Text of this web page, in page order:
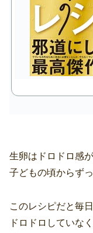
生卵はドロドロ感
子どもの頃からず
このレシピだと毎
ドロドロしていな